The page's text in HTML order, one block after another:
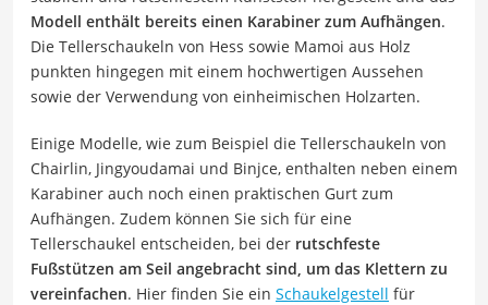
Modell enthält bereits einen Karabiner zum Aufhängen.
Die Tellerschaukeln von Hess sowie Mamoi aus Holz
punkten hingegen mit einem hochwertigen Aussehen
sowie der Verwendung von einheimischen Holzarten.
Einige Modelle, wie zum Beispiel die Tellerschaukeln von
Chairlin, Jingyoudamai und Binjce, enthalten neben einem
Karabiner auch noch einen praktischen Gurt zum
Aufhängen. Zudem können Sie sich für eine
Tellerschaukel entscheiden, bei der rutschfeste
Fußstützen am Seil angebracht sind, um das Klettern zu
vereinfachen. Hier finden Sie ein Schaukelgestell für